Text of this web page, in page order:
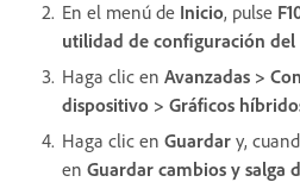
En el menú de Inicio, pulse
utilidad de configuración del
Haga clic en Avanzadas >
dispositivo > Gráficos
Haga clic en Guardar y,
en Guardar cambios y salga